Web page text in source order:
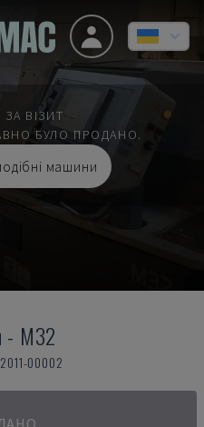
ВІЗИТ
БУЛО ПРОДАНО.
машини
- M32
00002